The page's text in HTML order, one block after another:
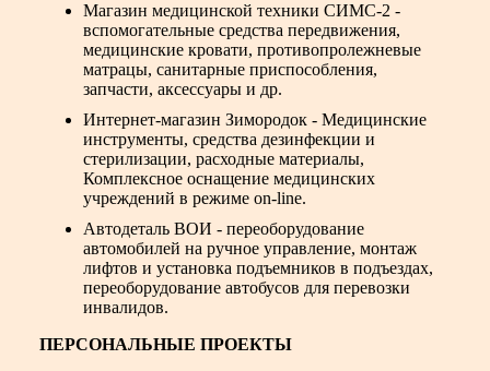
Магазин медицинской техники СИМС-2 -
вспомогательные средства передвижения,
медицинские кровати, противопролежневые
матрацы, санитарные приспособления,
запчасти, аксессуары и др.
Интернет-магазин Зимородок - Медицинские
инструменты, средства дезинфекции и
стерилизации, расходные материалы,
Комплексное оснащение медицинских
учреждений в режиме on-line.
Автодеталь ВОИ - переоборудование
автомобилей на ручное управление, монтаж
лифтов и установка подъемников в подъездах,
переоборудование автобусов для перевозки
инвалидов.
ПЕРСОНАЛЬНЫЕ ПРОЕКТЫ